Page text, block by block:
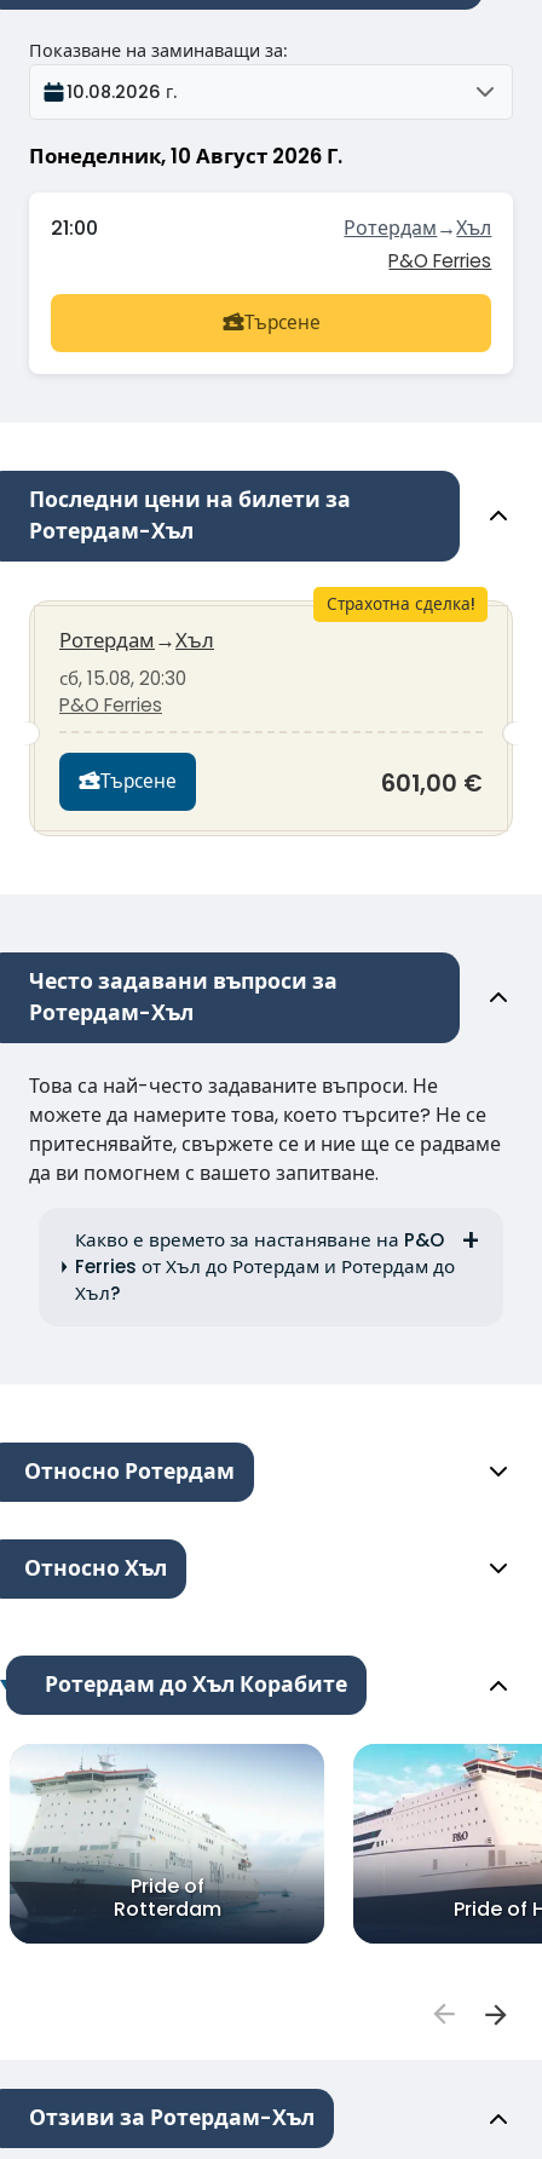
Понеделник, 10 Август 2026 Г.
Показване на заминаващи за:
10.08.2026 г.
21:00 Ротердам→Хъл
P&O Ferries
Търсене
Последни цени на билети за
Ротердам-Хъл
Страхотна сделка!
Ротердам →Хъл
сб, 15.08, 20:30
P&O Ferries
Търсене 601,00 €
Често задавани въпроси за
Ротердам-Хъл
Това са най-често задаваните въпроси. Не
можете да намерите това, което търсите? Не се
притеснявайте, свържете се и ние ще се радваме
да ви помогнем с вашето запитване.
Какво е времето за настаняване на P&O
Ferries от Хъл до Ротердам и Ротердам до
Хъл?
Относно Ротердам
Относно Хъл
Ротердам до Хъл Корабите
Pride of
Rotterdam
Pride of
Отзиви за Ротердам-Хъл